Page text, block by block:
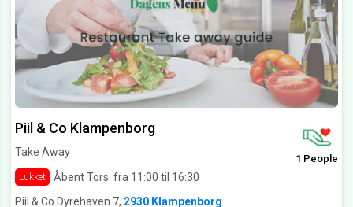
Piil & Co Klampenborg
Take Away
Lukket Åbent Tors. fra 11:00 til 16:30
1 People
Piil & Co Dyrehaven 7, 2930 Klampenborg